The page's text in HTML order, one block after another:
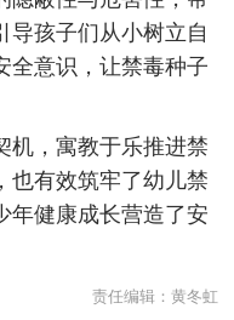
导孩子们从小树立自
全意识，让禁毒种子
机，寓教于乐推进禁
也有效筑牢了幼儿禁
年健康成长营造了安
责任编辑： 黄冬虹